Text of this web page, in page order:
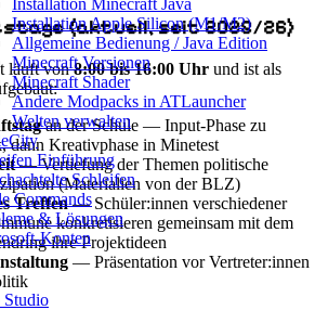
Installation Minecraft Java
Installation Apple Silicon (M1/M2)
Allgemeine Bedienung / Java Edition
Minecraft Versionen
Minecraft Shader
Andere Modpacks in ATLauncher
Welten verwalten
Einführung
Schleifen
Commands
& Lösungen
Konten
Studio
(aktuell, seit 2025/26)
läuft von8:00 bis 16:00 Uhr und ist als
an der Schule — Input-Phase zu
dann Kreativphase in Minetest
— Vertiefung der Themen politische
(Materialien von der BLZ)
Treffen— Schüler:innen verschiedener
konkretisieren gemeinsam mit dem
ihre Projektideen
— Präsentation vor Vertreter:innen